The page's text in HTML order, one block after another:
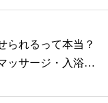
られるって本当？
ッサージ・入浴剤